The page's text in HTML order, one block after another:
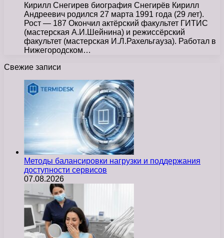
Кирилл Снегирев биография Снегирёв Кирилл
Андреевич родился 27 марта 1991 года (29 лет).
Рост — 187 Окончил актёрский факультет ГИТИС
(мастерская А.И.Шейнина) и режиссёрский
факультет (мастерская И.Л.Рахельгауза). Работал в
Нижегородском…
Свежие записи
Методы балансировки нагрузки и поддержания
доступности сервисов
07.08.2026